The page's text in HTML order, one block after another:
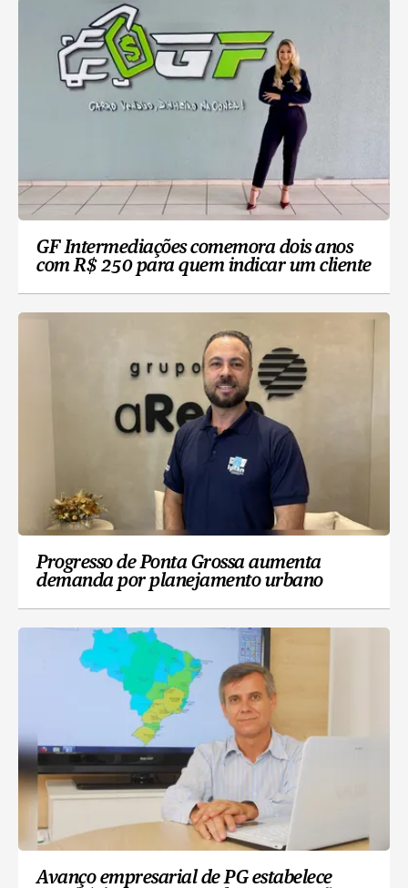
GF Intermediações comemora dois anos
com R$ 250 para quem indicar um cliente
Progresso de Ponta Grossa aumenta
demanda por planejamento urbano
Avanço empresarial de PG estabelece